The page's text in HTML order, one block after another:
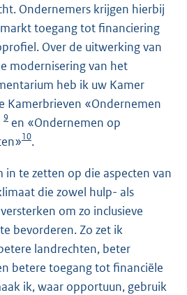
Ondernemers krijgen hierbij
toegang tot financiering
Over de uitwerking van
modernisering van het
heb ik uw Kamer
Kamerbrieven «Ondernemen
9 en «Ondernemen op
10.
in te zetten op die aspecten van
die zowel hulp- als
om zo inclusieve
bevorderen. Zo zet ik
landrechten, beter
betere toegang tot financiële
ik, waar opportuun, gebruik